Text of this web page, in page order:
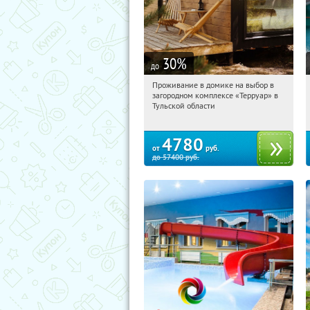
до 30%
20:43:24 Купили:
Тульская обл., Ясногорский р-н, с.
Проживание в домике на выбор в
загородном комплексе «Терруар» в
Тульской области
от 4780 руб.
до57400руб.